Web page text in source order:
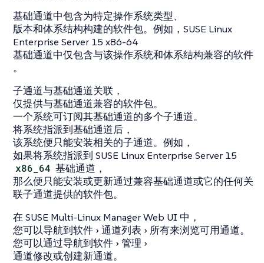
基础通道中包含为特定操作系统类型、
版本和体系结构构建的软件包。例如，SUSE Linux
Enterprise Server 15 x86-64
基础通道中仅包含与该操作系统和体系结构兼容的软件
。
子通道与基础通道关联，
仅提供与基础通道兼容的软件包。
一个系统可订阅其基础通道的多个子通道。
将系统指派到基础通道后，
该系统便只能安装相关的子通道。例如，
如果将系统指派到 SUSE Linux Enterprise Server 15
x86_64 基础通道，
那么便只能安装或更新通过兼容基础通道或它的任何关
联子通道提供的软件包。
在 SUSE Multi-Linux Manager Web UI 中，
您可以导航到软件 通道列表 所有来浏览可用通道。
您可以通过导航到软件
管理
通道修改或创建新通道。